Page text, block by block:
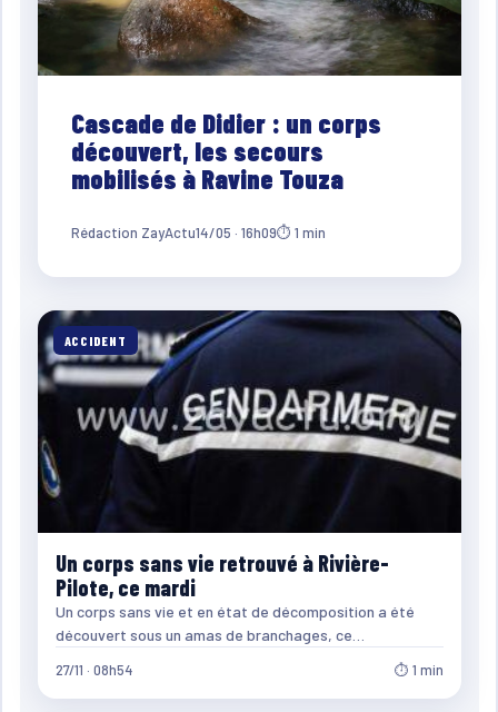
Cascade de Didier : un corps
découvert, les secours
mobilisés à Ravine Touza
Rédaction ZayActu14/05 · 16h09⏱ 1 min
ACCIDENT
Un corps sans vie retrouvé à Rivière-
Pilote, ce mardi
Un corps sans vie et en état de décomposition a été
découvert sous un amas de branchages, ce…
27/11 · 08h54 ⏱ 1 min